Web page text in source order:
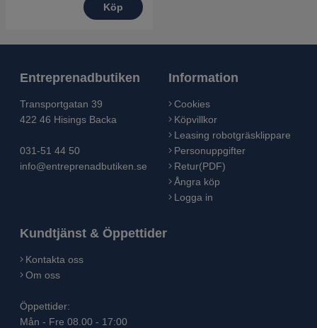
Köp
Entreprenadbutiken
Transportgatan 39
422 46 Hisings Backa
031-51 44 50
info@entreprenadbutiken.se
Information
Cookies
Köpvillkor
Leasing robotgräsklippare
Personuppgifter
Retur(PDF)
Ångra köp
Logga in
Kundtjänst & Öppettider
Kontakta oss
Om oss
Öppettider:
Mån - Fre 08.00 - 17:00